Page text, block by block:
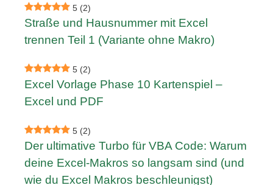
5 (2)
Straße und Hausnummer mit Excel
trennen Teil 1 (Variante ohne Makro)
5 (2)
Excel Vorlage Phase 10 Kartenspiel –
Excel und PDF
5 (2)
Der ultimative Turbo für VBA Code: Warum
deine Excel-Makros so langsam sind (und
wie du Excel Makros beschleunigst)